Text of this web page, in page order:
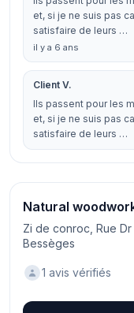
et, si je ne suis pas
satisfaire de leurs …
il y a 6 ans
Client V.
Ils passent pour les
et, si je ne suis pas
satisfaire de leurs …
Natural
Zi de conroc, Rue Dr
Bessèges
1 avis vérifiés